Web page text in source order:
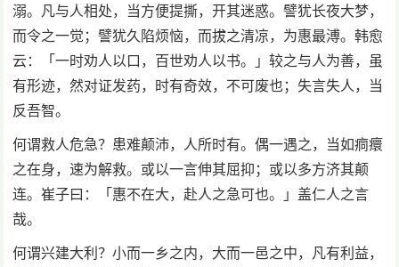
溺。凡与人相处，当方便提撕，开其迷惑。譬犹长夜大梦，
而令之一觉；譬犹久陷烦恼，而拔之清凉，为惠最溥。韩愈
云：「一时劝人以口，百世劝人以书。」较之与人为善，虽
有形迹，然对证发药，时有奇效，不可废也；失言失人，当
反吾智。
何谓救人危急？患难颠沛，人所时有。偶一遇之，当如痌癏
之在身，速为解救。或以一言伸其屈抑；或以多方济其颠
连。崔子曰：「惠不在大，赴人之急可也。」盖仁人之言
哉。
何谓兴建大利？小而一乡之内，大而一邑之中，凡有利益，